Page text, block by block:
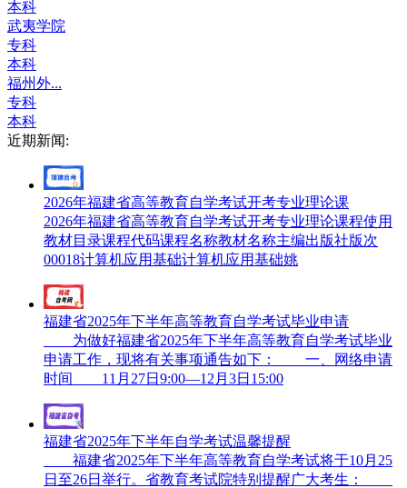
本科
武夷学院
专科
本科
福州外...
专科
本科
近期新闻:
2026年福建省高等教育自学考试开考专业理论课
2026年福建省高等教育自学考试开考专业理论课程使用
教材目录课程代码课程名称教材名称主编出版社版次
00018计算机应用基础计算机应用基础姚
福建省2025年下半年高等教育自学考试毕业申请
为做好福建省2025年下半年高等教育自学考试毕业
申请工作，现将有关事项通告如下： 一、网络申请
时间 11月27日9:00—12月3日15:00
福建省2025年下半年自学考试温馨提醒
福建省2025年下半年高等教育自学考试将于10月25
日至26日举行。省教育考试院特别提醒广大考生：